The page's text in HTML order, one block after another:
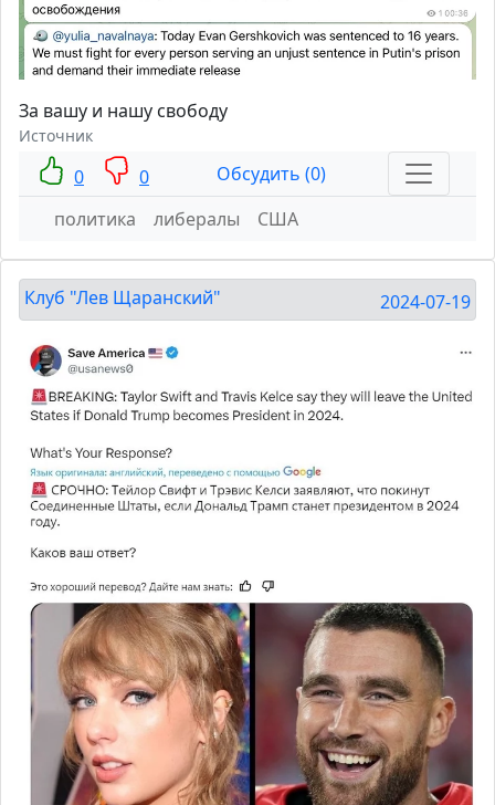
За вашу и нашу свободу
Источник
0 0
Обсудить (0)
политика
либералы США
Клуб "Лев Щаранский" 2024-07-19